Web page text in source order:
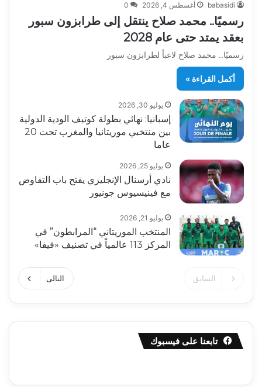
babasidi أغسطس 4, 2026 0
رسميًا.. محمد صلاح ينتقل إلى طرابزون سبور
بعقد يمتد حتى عام 2028
رسميًا.. محمد صلاح لاعباً لطرابزون سبور
أكمل القراءة »
يوليو 30, 2026
إسبانيا: نهائي بطولة كوتيف الودية الدولية
بين منتخبي موريتانيا والمغرب تحت 20
عاما
يوليو 25, 2026
نادي أرسنال الإنجليزي يفتح باب التفاوض
مع فينيسيوس جونيور
يوليو 21, 2026
المنتخب الموريتاني “المرابطون” في
المركز 113 عالمياً في تصنيف «فيفا»
السابق التالى
تابعنا على فيسبوك